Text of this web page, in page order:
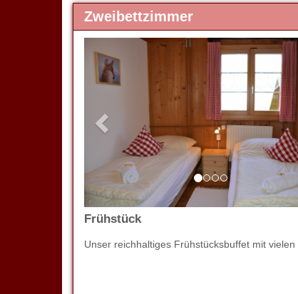
Zweibettzimmer
Previous
Frühstück
Unser reichhaltiges Frühstücksbuffet mit